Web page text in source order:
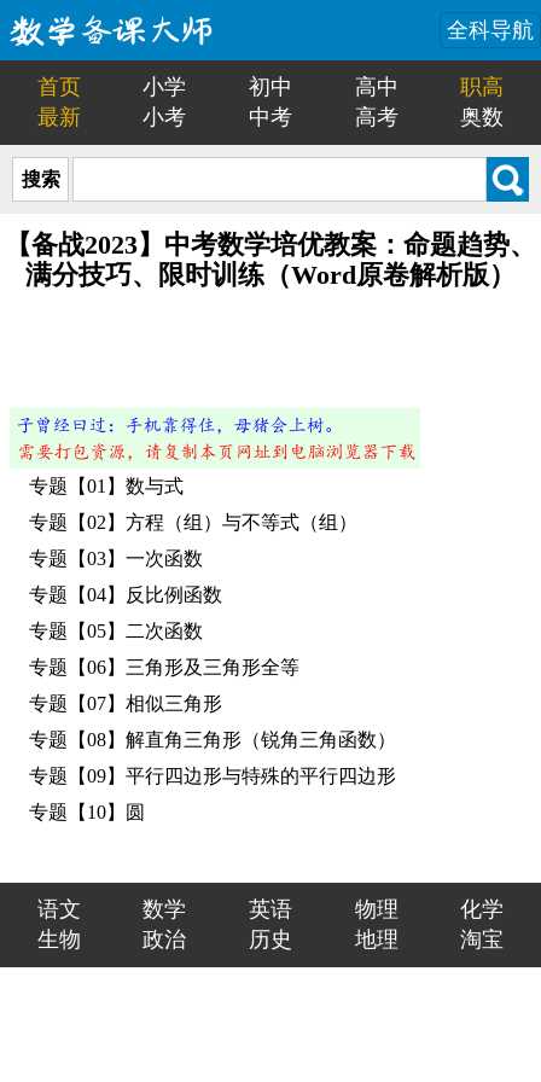
全科导航
首页 小学 初中 高中
职高
最新
小考 中考 高考 奥数
搜索
【备战2023】中考数学培优教案：命题趋势、
满分技巧、限时训练（Word原卷解析版）
专题【01】数与式
专题【02】方程（组）与不等式（组）
专题【03】一次函数
专题【04】反比例函数
专题【05】二次函数
专题【06】三角形及三角形全等
专题【07】相似三角形
专题【08】解直角三角形（锐角三角函数）
专题【09】平行四边形与特殊的平行四边形
专题【10】圆
语文 数学 英语 物理
化学
生物
政治 历史 地理 淘宝